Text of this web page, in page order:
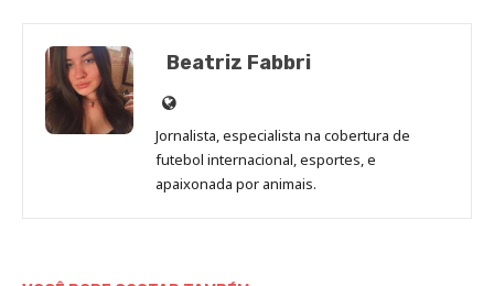
Beatriz Fabbri
Site
de
Beatriz
Fabbri
Jornalista, especialista na cobertura de
futebol internacional, esportes, e
apaixonada por animais.